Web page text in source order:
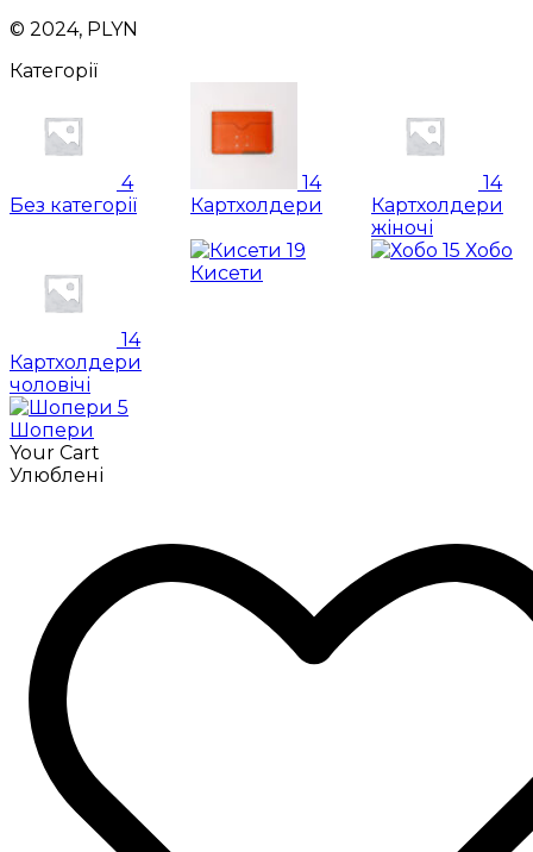
© 2024, PLYN
Категорії
4
Без категорії
14
Картхолдери
14
Картхолдери
жіночі
14
Картхолдери
чоловічі
19
Кисети
15 Хобо
5
Шопери
Your Cart
Улюблені